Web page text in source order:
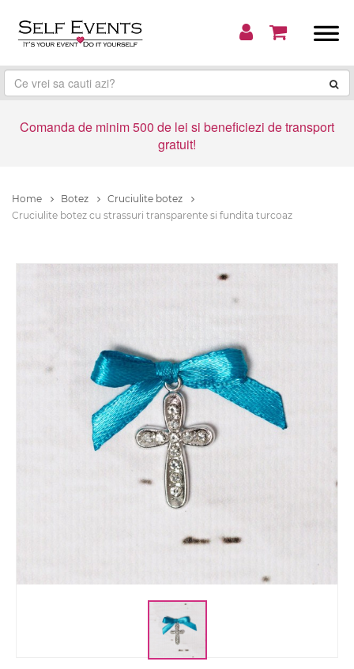
Comanda de minim 500 de lei si beneficiezi de transport
gratuit!
Home Botez
Cruciulite botez
Cruciulite botez cu strassuri transparente si fundita turcoaz